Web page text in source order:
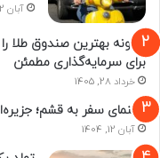
آبان 22, 1404
چگونه بهترین صندوق طلا
برای سرمایه‌گذاری مطمئن
خرداد 28, 1405
راهنمای سفر به قشم؛
آبان 12, 1404